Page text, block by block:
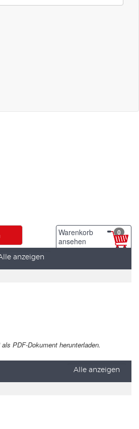
Warenkorb
ansehen
0
anzeigen
PDF-Dokument herunterladen.
Alle anzeigen